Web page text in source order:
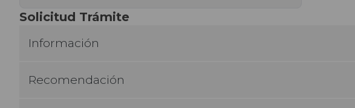
Solicitud Trámite
Información
Recomendación